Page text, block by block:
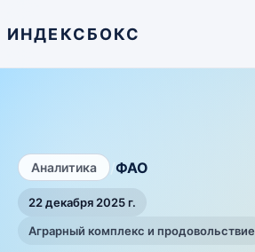
ИНДЕКСБОКС
Аналитика ФАО
22 декабря 2025 г.
Аграрный комплекс и продовольствие